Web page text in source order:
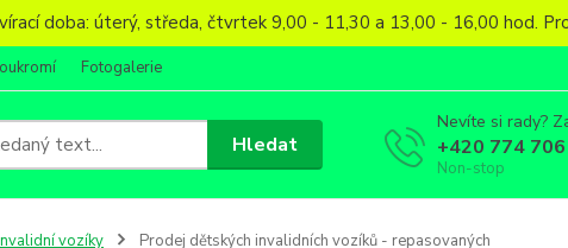
doba: úterý, středa, čtvrtek 9,00 - 11,30 a 13,00 - 16,00 hod.
Fotogalerie
Hledat
Nevíte si rady?
+420 774
Non-stop
vozíky Prodej dětských invalidních vozíků - repasovaných